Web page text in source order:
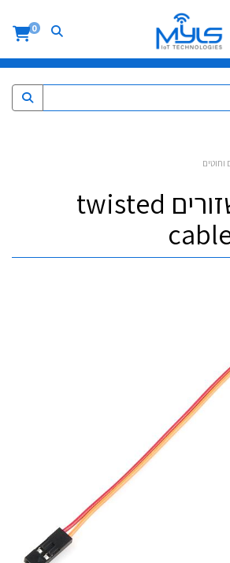
0
וחוטים
זוג חוטים שזורים twisted